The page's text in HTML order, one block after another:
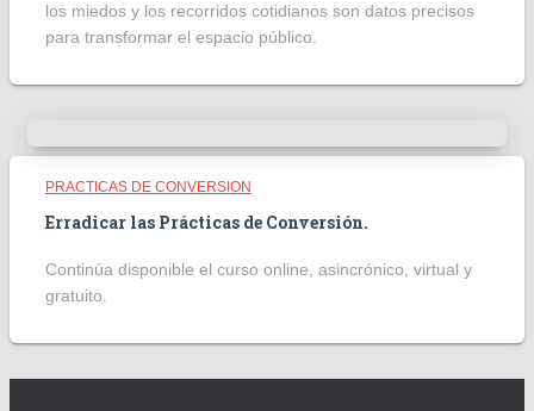
los miedos y los recorridos cotidianos son datos precisos
para transformar el espacio público.
PRACTICAS DE CONVERSION
Erradicar las Prácticas de Conversión.
Continúa disponible el curso online, asincrónico, virtual y
gratuito.